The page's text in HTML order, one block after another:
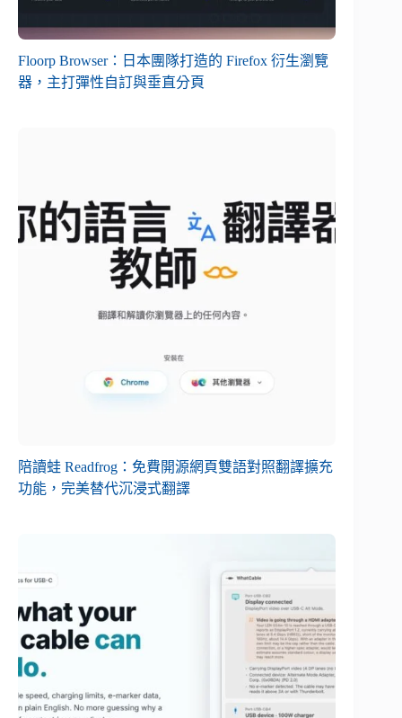
Floorp Browser：日本團隊打造的 Firefox 衍生瀏覽
器，主打彈性自訂與垂直分頁
陪讀蛙 Readfrog：免費開源網頁雙語對照翻譯擴充
功能，完美替代沉浸式翻譯